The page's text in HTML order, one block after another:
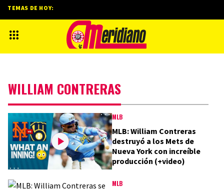
WILLIAM CONTRERAS
MLB
MLB: William Contreras
destruyó a los Mets de
Nueva York con increíble
producción (+video)
MLB
TEMAS DE HOY: